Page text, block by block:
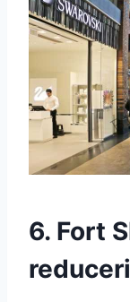
6. Fort